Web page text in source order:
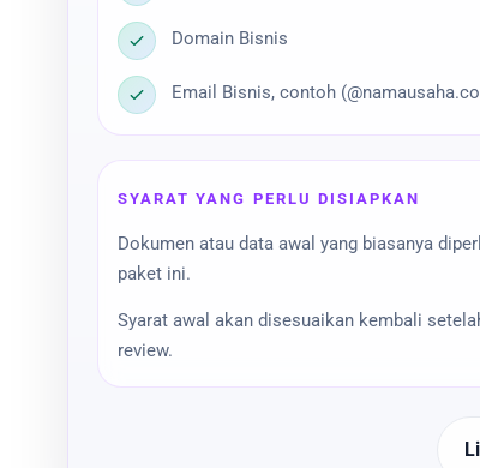
Domain Bisnis
Email Bisnis, contoh
SYARAT YANG PERLU DISIAPKAN
Dokumen atau data awal yang biasanya
paket ini.
Syarat awal akan disesuaikan kembali
review.